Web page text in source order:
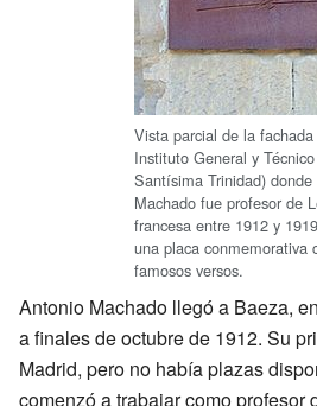
Vista parcial de la
Instituto General y
Santísima Trinidad)
Machado fue profesor de
francesa entre 1912 y
una placa conmemorativa
famosos versos.
Antonio Machado llegó a Baeza,
a finales de octubre de 1912. Su
Madrid, pero no había plazas
comenzó a trabajar como profesor